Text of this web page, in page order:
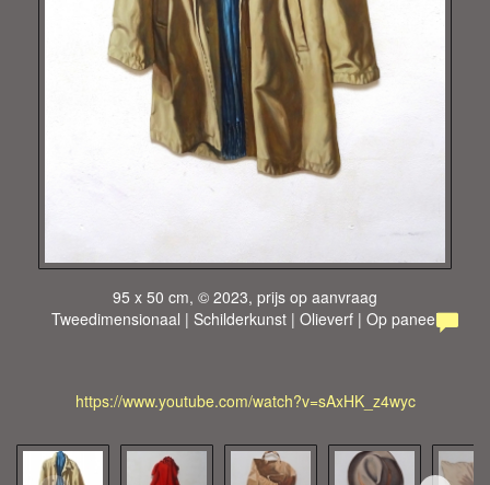
95 x 50 cm, © 2023, prijs op aanvraag
Tweedimensionaal | Schilderkunst | Olieverf | Op paneel
https://www.youtube.com/watch?v=sAxHK_z4wyc